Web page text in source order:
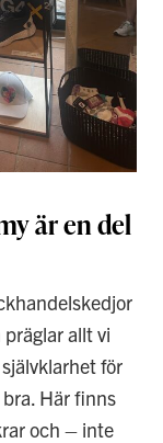
är en del
allt vi
för
Här finns
och – inte